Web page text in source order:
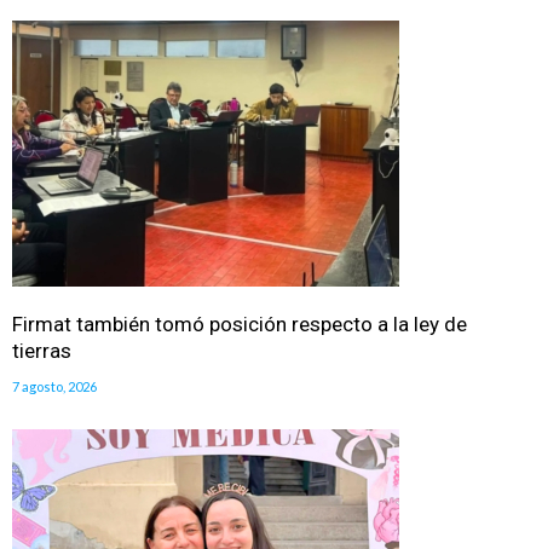
Firmat también tomó posición respecto a la ley de
tierras
7 agosto, 2026